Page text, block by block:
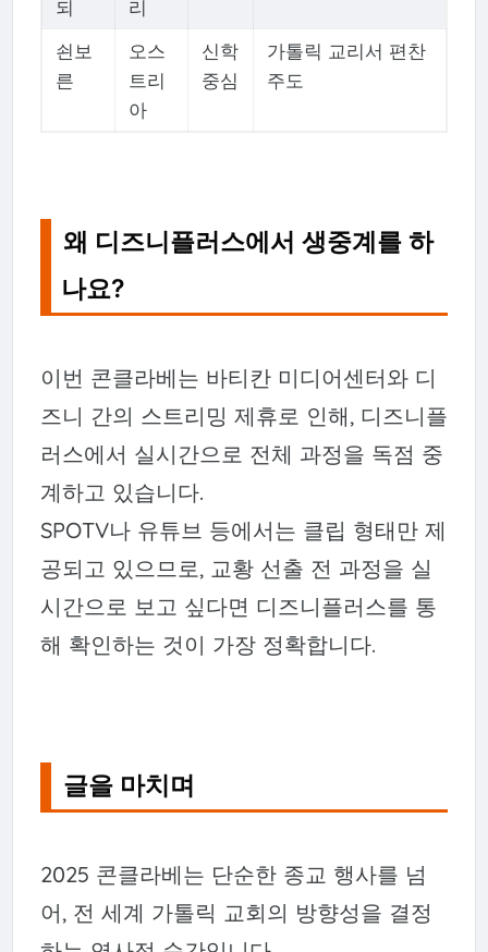
되
리
쇤보
른
오스
트리
아
신학
중심
가톨릭 교리서 편찬
주도
왜 디즈니플러스에서 생중계를 하
나요?
이번 콘클라베는 바티칸 미디어센터와 디
즈니 간의 스트리밍 제휴로 인해, 디즈니플
러스에서 실시간으로 전체 과정을 독점 중
계하고 있습니다.
SPOTV나 유튜브 등에서는 클립 형태만 제
공되고 있으므로, 교황 선출 전 과정을 실
시간으로 보고 싶다면 디즈니플러스를 통
해 확인하는 것이 가장 정확합니다.
글을 마치며
2025 콘클라베는 단순한 종교 행사를 넘
어, 전 세계 가톨릭 교회의 방향성을 결정